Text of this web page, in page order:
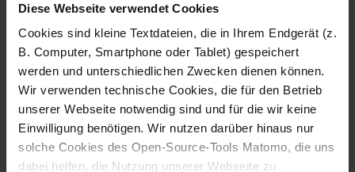
Diese Webseite verwendet Cookies
Cookies sind kleine Textdateien, die in Ihrem Endgerät (z.
B. Computer, Smartphone oder Tablet) gespeichert
werden und unterschiedlichen Zwecken dienen können.
Wir verwenden technische Cookies, die für den Betrieb
unserer Webseite notwendig sind und für die wir keine
Einwilligung benötigen. Wir nutzen darüber hinaus nur
solche Cookies des Open-Source-Tools Matomo, die uns
dabei helfen, die Nutzung unserer Webseite zu
Fotografo: Lorenz
Sternbach
Download
Fotografo: Lorenz
Sternbach
Download